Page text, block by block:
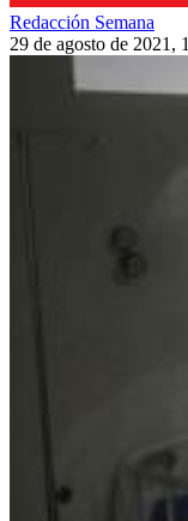
Redacción Semana
29 de agosto de 2021,